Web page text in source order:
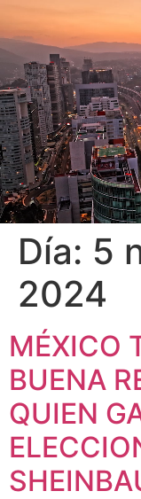
Día: 5
2024
MÉXICO
BUENA
QUIEN